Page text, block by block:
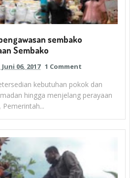
sembako
Sembako
06, 2017 1 Comment
kebutuhan pokok dan
hingga menjelang perayaan